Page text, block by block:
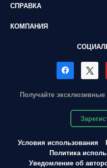
СПРАВКА
КОМПАНИЯ
Получайте
Условия использования
Политика
Уведомление об